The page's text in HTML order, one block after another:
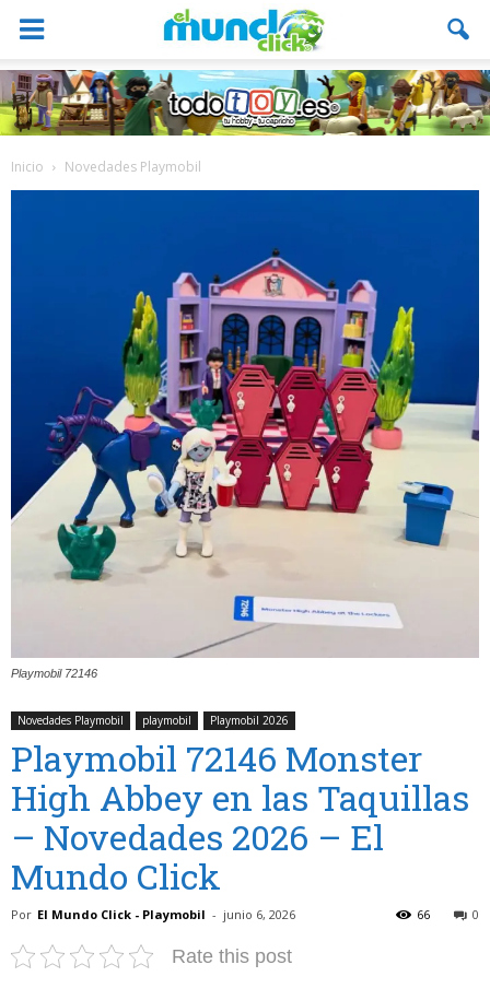
Inicio Novedades Playmobil
Playmobil 72146
Novedades Playmobil playmobil Playmobil 2026
Playmobil 72146 Monster
High Abbey en las Taquillas
– Novedades 2026 – El
Mundo Click
Por El Mundo Click - Playmobil - junio 6, 2026 0
66
Rate this post